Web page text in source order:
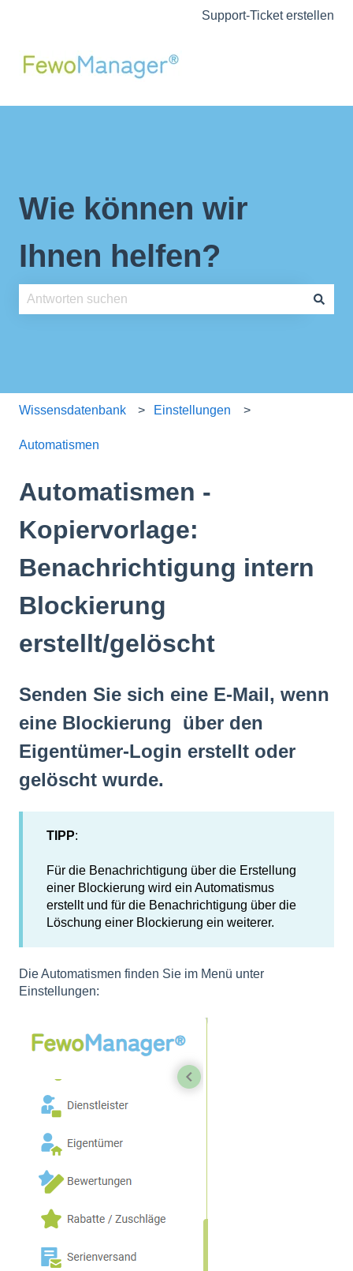
Support-Ticket erstellen
Wie können wir
Ihnen helfen?
Wissensdatenbank Einstellungen
Automatismen
Automatismen -
Kopiervorlage:
Benachrichtigung intern
Blockierung
erstellt/gelöscht
Senden Sie sich eine E-Mail, wenn
eine Blockierung über den
Eigentümer-Login erstellt oder
gelöscht wurde.
TIPP:
Für die Benachrichtigung über die Erstellung
einer Blockierung wird ein Automatismus
erstellt und für die Benachrichtigung über die
Löschung einer Blockierung ein weiterer.
Die Automatismen finden Sie im Menü unter
Einstellungen: